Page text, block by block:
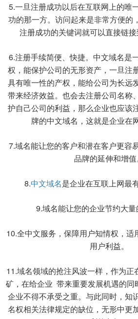
5.一旦注册成功以后在互联网上的唯
功的那一方。访问起来是非常方便的
注册成功的关键词就可以直接链接
6.注册手续简便、快捷。中文域名是
权，能保护公司的无形资产，一旦注
具有唯一性的产权，能给公司为长远
带来经济效益。也会去注册公司名称
护自己公司的利益，那么企业也应该
牌的中文域名，这就是企业在
7.域名能让您的客户和潜在客户更容
品牌的延伸和增值
8.中文域名是企业在互联上网最
9.域名能让您的企业节约大量
10.全中文服务，保障用户知情权，
用户利益。
11.域名领域的抢注风波一样，作为正
矿，在给企业 带来重要发展机遇的同
企业不得不承受之重。与此同时，知
名权相关法律规定的缺位，无形中更